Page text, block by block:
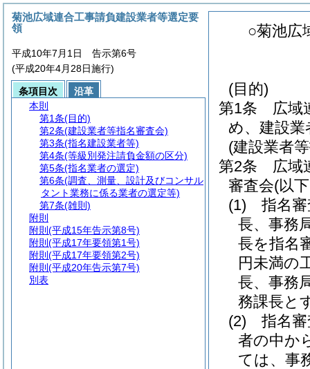
○菊池広
(目的)
第1条
広域
め、建設
(建設業者
第2条
広域
審査会(以
(1)
指名
長、事務
長を指名
円未満の
長、事務
務課長と
(2)
指名
者の中か
ては、事
菊池広域連合工事請負建設業者等選定要
領
平成10年7月1日 告示第6号
(平成20年4月28日施行)
条項目次
沿革
本則
第1条(目的)
第2条(建設業者等指名審査会)
第3条(指名建設業者等)
第4条(等級別発注請負金額の区分)
第5条(指名業者の選定)
第6条(調査、測量、設計及びコンサル
タント業務に係る業者の選定等)
第7条(雑則)
附則
附則 (平成15年告示第8号)
附則 (平成17年要領第1号)
附則 (平成17年要領第2号)
附則 (平成20年告示第7号)
別表